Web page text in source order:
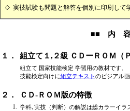
◇ 実技試験も問題と解答を個別に印刷して
■■ 内
１． 組立て１,２級 ＣＤーＲＯＭ（
組立て 国家技能検定 学習用の教材です。
技能検定向けに組立テキスト のビジアル
２． ＣＤ-ＲＯＭ版の特徴
1. 学科､実技（判断）の解説は総カラーイラ